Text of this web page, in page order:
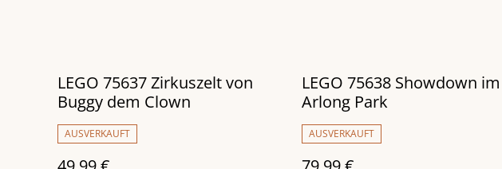
LEGO 75637 Zirkuszelt von
Buggy dem Clown
AUSVERKAUFT
LEGO 75638 Showdown im
Arlong Park
AUSVERKAUFT